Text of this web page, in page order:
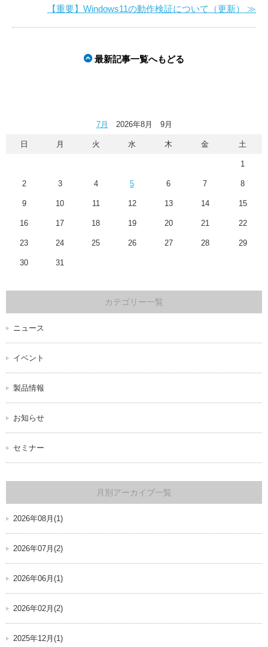
【重要】Windows11の動作検証について（更新） ≫
最新記事一覧へもどる
7月 2026年8月 9月
日 月 火 水 木 金 土
1
2 3 4 5 6 7 8
9 10 11 12 13 14 15
16 17 18 19 20 21 22
23 24 25 26 27 28 29
30 31
カテゴリー一覧
ニュース
イベント
製品情報
お知らせ
セミナー
月別アーカイブ一覧
2026年08月(1)
2026年07月(2)
2026年06月(1)
2026年02月(2)
2025年12月(1)